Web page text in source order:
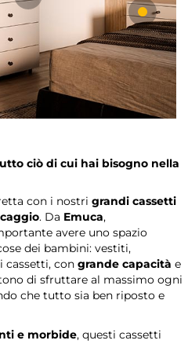
ciò di cui hai bisogno nella
con i nostri grandi cassetti
. Da Emuca,
avere uno spazio
dei bambini: vestiti,
cassetti, con grande capacità e
di sfruttare al massimo ogni
che tutto sia ben riposto e
e morbide, questi cassetti